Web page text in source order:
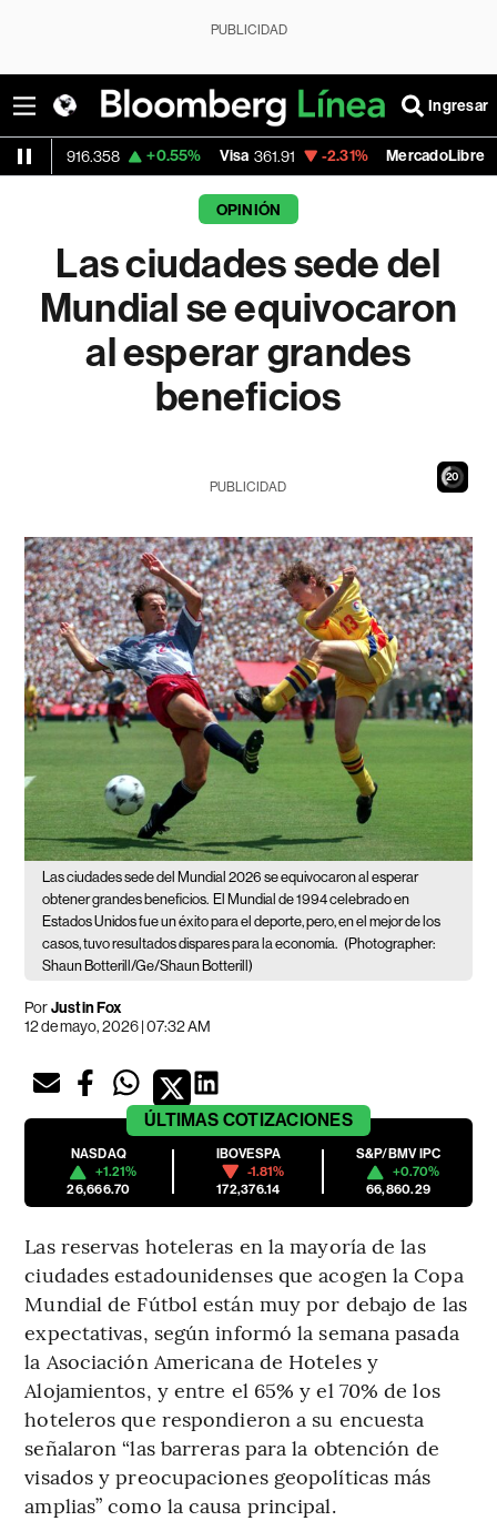
PUBLICIDAD
Ingresar
+0.55% Visa 361.91 -2.31% MercadoLibre 1,814.52 -
OPINIÓN
Las ciudades sede del
Mundial se equivocaron
al esperar grandes
beneficios
19
PUBLICIDAD
Las ciudades sede del Mundial 2026 se equivocaron al esperar
obtener grandes beneficios. El Mundial de 1994 celebrado en
Estados Unidos fue un éxito para el deporte, pero, en el mejor de los
casos, tuvo resultados dispares para la economía. (Photographer:
Shaun Botterill/Ge/Shaun Botterill)
PorJustin Fox
12 de mayo, 2026 | 07:32 AM
ÚLTIMAS COTIZACIONES
NASDAQ
+1.21%
26,666.70
IBOVESPA
-1.81%
172,376.14
S&P/BMV IPC
+0.70%
66,860.29
Las reservas hoteleras en la mayoría de las
ciudades estadounidenses que acogen la Copa
Mundial de Fútbol están muy por debajo de las
expectativas, según informó la semana pasada
la Asociación Americana de Hoteles y
Alojamientos, y entre el 65% y el 70% de los
hoteleros que respondieron a su encuesta
señalaron “las barreras para la obtención de
visados y preocupaciones geopolíticas más
amplias” como la causa principal.